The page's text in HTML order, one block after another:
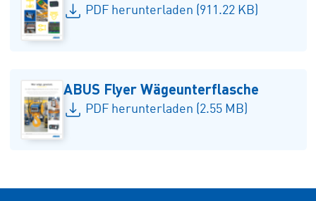
PDF herunterladen (911.22 KB)
ABUS Flyer Wägeunterflasche
PDF herunterladen (2.55 MB)